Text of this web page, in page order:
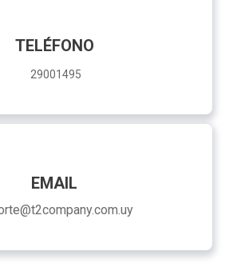
TELÉFONO
29001495
EMAIL